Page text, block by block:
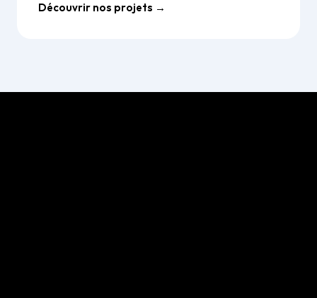
Découvrir nos projets →